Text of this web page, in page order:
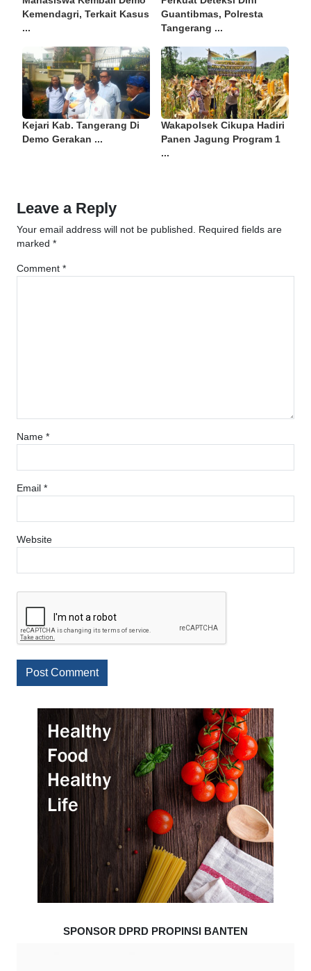
Kemendagri, Terkait Kasus
...
Guantibmas, Polresta
Tangerang ...
Kejari Kab. Tangerang Di
Demo Gerakan ...
Wakapolsek Cikupa Hadiri
Panen Jagung Program 1
...
Leave a Reply
Your email address will not be published.
Required fields are
marked *
Comment *
Name *
Email *
Website
SPONSOR DPRD PROPINSI BANTEN